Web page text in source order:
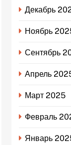
Декабрь
Ноябрь
Сентябрь
Апрель
Март 2025
Февраль
Январь